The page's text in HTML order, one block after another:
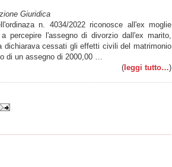
Giuridica
n. 4034/2022 riconosce all'ex moglie
percepire l'assegno di divorzio dall'ex marito,
cessati gli effetti civili del matrimonio
di un assegno di 2000,00 …
( leggi tutto…)